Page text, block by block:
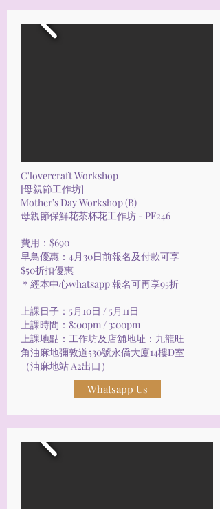
C'lovercraft Workshop
[母親節工作坊]
Mother’s Day Workshop (B)
母親節保鮮花茶杯花工作坊 - PF246
費用：$690
早鳥優惠：4月30日前報名及付款可享
$50折扣優惠
＊經本中心whatsapp報名可再享95折
上課日子：5月10日 / 5月11日
上課時間：8:00pm / 3:00pm
上課地點：工作坊及店舖地址：九龍旺
角油麻地彌敦道530號永僑大廈14樓D室
（油麻地站 A2出口）
Whatsapp Us